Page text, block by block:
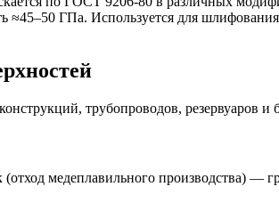
≈45–50 ГПа. Используется для
трубопроводов,
медеплавильного производства)